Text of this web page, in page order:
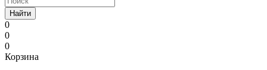
Найти
0
0
0
Корзина